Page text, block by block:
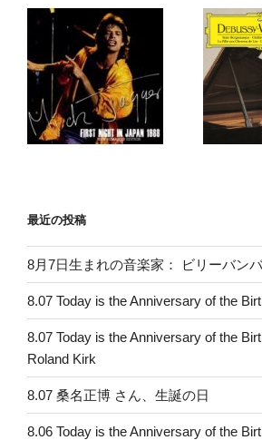
最近の投稿
8月7日生まれの音楽家： ビリーバン
8.07 Today is the Anniversary of the
8.07 Today is the Anniversary of the
Roland Kirk
8.07 桑名正博 さん、生誕の日
8.06 Today is the Anniversary of the